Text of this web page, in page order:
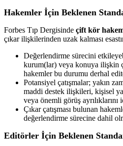
Hakemler İçin Beklenen
Forbes Tıp Dergisinde çift kör
çıkar ilişkilerinden uzak kalması
Değerlendirme sürecini
kurum(lar) veya konuya ilişkin
hakemler bu durumu derhal
Potansiyel çatışmalar; yakın
maddi destek ilişkileri, kişisel
veya önemli görüş ayrılıklarını
Çıkar çatışması bulunan
değerlendirme sürecine dahil
Editörler İçin Beklenen